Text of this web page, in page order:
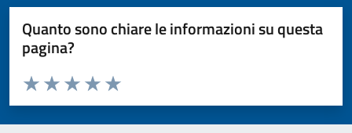
Quanto sono chiare le informazioni su questa
pagina?
Valuta da 1 a 5 stelle la pagina
Valuta 5 stelle su 5
Valuta 4 stelle su 5
Valuta 3 stelle su 5
Valuta 2 stelle su 5
Valuta 1 stelle su 5